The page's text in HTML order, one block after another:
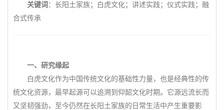
关键词 ：长阳土家族；白虎文化；讲述实践；仪式实践；融
合式传承
一、研究缘起
白虎文化作为中国传统文化的基础性力量，也是经典性的传
统文化资源，最早起源可以追溯到仰韶文化时期。它源远流长而
又坚韧强劲，至今仍然在长阳土家族的日常生活中产生重要影